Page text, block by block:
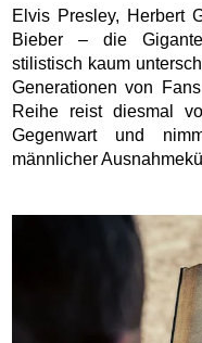
Elvis Presley, Herbert
Bieber – die
stilistisch kaum
Generationen von
Reihe reist diesmal
Gegenwart und
männlicher